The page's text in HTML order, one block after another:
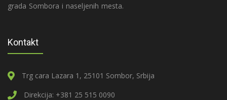
grada Sombora i naseljenih mesta.
Kontakt
Trg cara Lazara 1, 25101 Sombor, Srbija
Direkcija: +381 25 515 0090